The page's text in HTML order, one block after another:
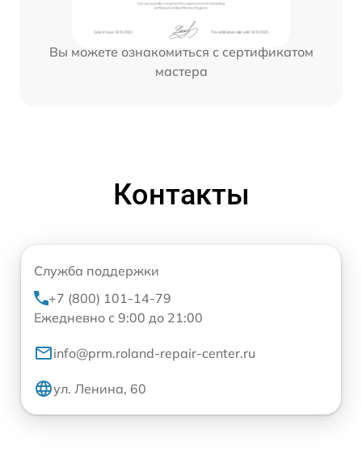
Вы можете ознакомиться с сертификатом
мастера
Контакты
Служба поддержки
+7 (800) 101-14-79
Ежедневно с 9:00 до 21:00
info@prm.roland-repair-center.ru
ул. Ленина, 60